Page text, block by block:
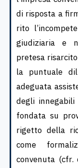
di risposta a
rito
giudiziaria e
pretesa
la puntuale
adeguata
degli
fondata su
rigetto della
come
convenuta